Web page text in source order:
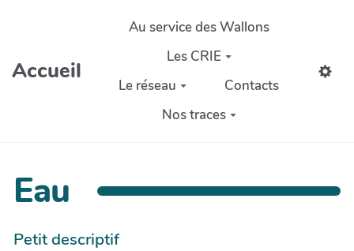
Aller au contenu principal
Accueil
Au service des Wallons
Les CRIE
Le réseau
Contacts
Nos traces
Eau
Petit descriptif